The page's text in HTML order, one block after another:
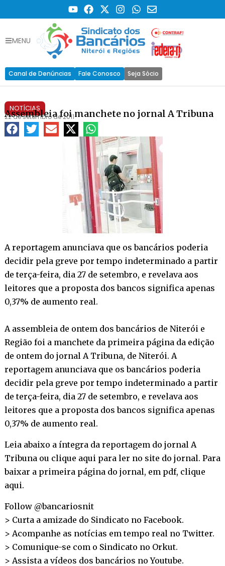
MENU
Canal de Denúncias Fale Conosco Seja Sócio
NOTÍCIAS
Assembleia foi manchete no jornal A Tribuna
22 de setembro de 2011
A reportagem anunciava que os bancários poderia
decidir pela greve por tempo indeterminado a partir
de terça-feira, dia 27 de setembro, e revelava aos
leitores que a proposta dos bancos significa apenas
0,37% de aumento real.
A assembleia de ontem dos bancários de Niterói e
Região foi a manchete da primeira página da edição
de ontem do jornal A Tribuna, de Niterói. A
reportagem anunciava que os bancários poderia
decidir pela greve por tempo indeterminado a partir
de terça-feira, dia 27 de setembro, e revelava aos
leitores que a proposta dos bancos significa apenas
0,37% de aumento real.
Leia abaixo a íntegra da reportagem do jornal A
Tribuna ou clique aqui para ler no site do jornal. Para
baixar a primeira página do jornal, em pdf, clique
aqui.
Follow @bancariosnit
> Curta a amizade do Sindicato no Facebook.
> Acompanhe as notícias em tempo real no Twitter.
> Comunique-se com o Sindicato no Orkut.
> Assista a vídeos dos bancários noYoutube.